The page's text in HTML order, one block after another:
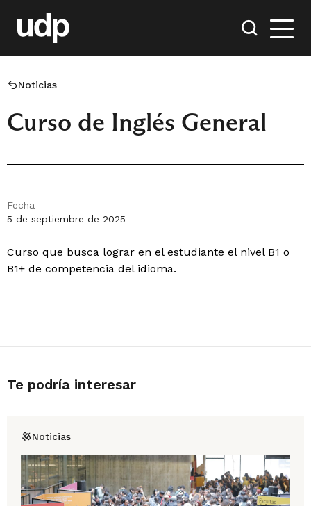
Noticias
Curso de Inglés General
Fecha
5 de septiembre de 2025
Curso que busca lograr en el estudiante el nivel B1 o
B1+ de competencia del idioma.
Te podría interesar
Noticias